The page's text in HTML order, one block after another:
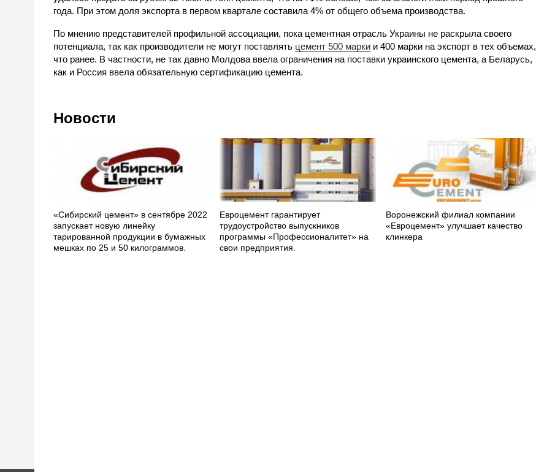
года. При этом доля экспорта в первом квартале составила 4% от общего объема производства.
По мнению представителей профильной ассоциации, пока цементная отрасль Украины не раскрыла своего
потенциала, так как производители не могут поставлять цемент 500 марки и 400 марки на экспорт в тех объемах,
что ранее. В частности, не так давно Молдова ввела ограничения на поставки украинского цемента, а Беларусь,
как и Россия ввела обязательную сертификацию цемента.
Новости
«Сибирский цемент» в сентябре 2022
запускает новую линейку
тарированной продукции в бумажных
мешках по 25 и 50 килограммов.
Евроцемент гарантирует
трудоустройство выпускников
программы «Профессионалитет» на
свои предприятия.
Воронежский филиал компании
«Евроцемент» улучшает качество
клинкера